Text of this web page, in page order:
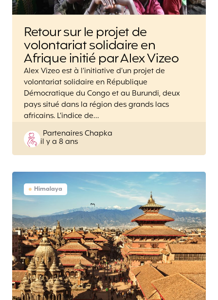
Retour sur le projet de
volontariat solidaire en
Afrique initié par Alex Vizeo
Alex Vizeo est à l’initiative d’un projet de
volontariat solidaire en République
Démocratique du Congo et au Burundi, deux
pays situé dans la région des grands lacs
africains. L’indice de…
Posted
by
Partenaires Chapka
il y a 8 ans
Himalaya